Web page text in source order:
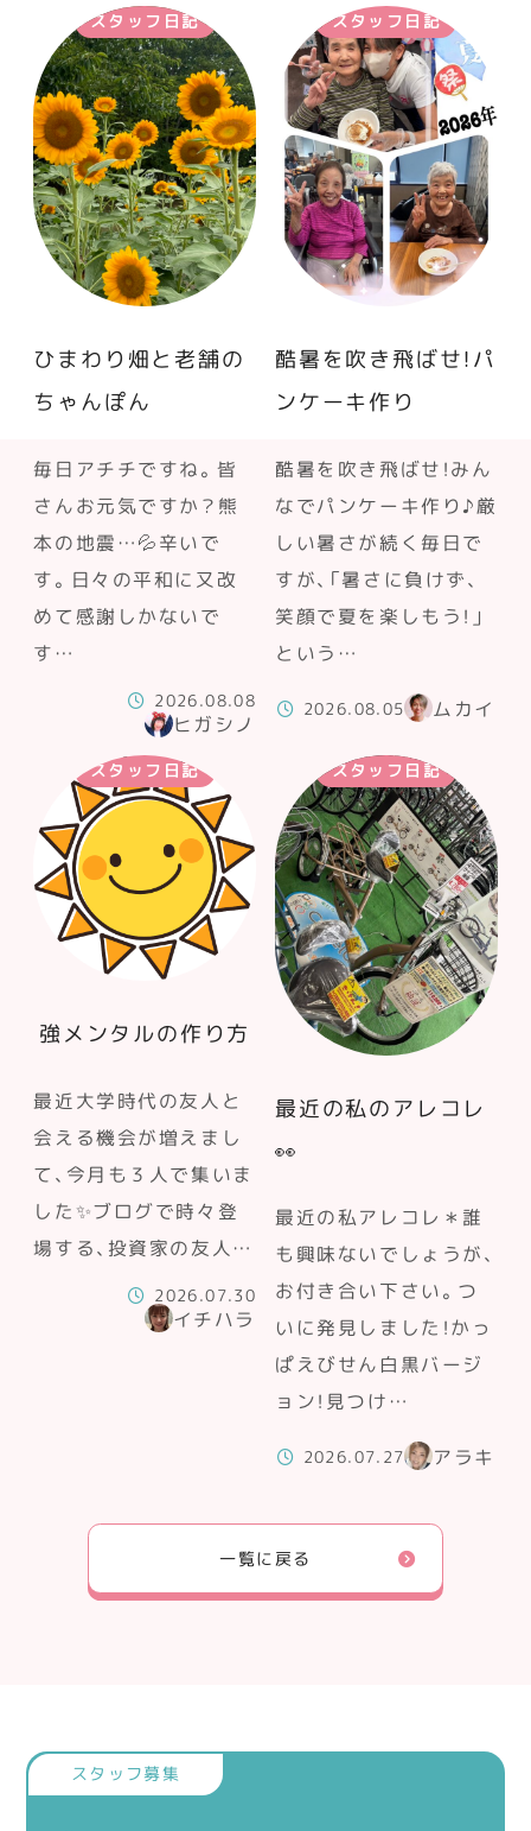
スタッフ日記
ひまわり畑と老舗の
ちゃんぽん
毎日アチチですね。皆
さんお元気ですか？熊
本の地震…💦辛いで
す。日々の平和に又改
めて感謝しかないで
す…
2026.08.08
ヒガシノ
スタッフ日記
酷暑を吹き飛ばせ！パ
ンケーキ作り
酷暑を吹き飛ばせ！みん
なでパンケーキ作り♪厳
しい暑さが続く毎日で
すが、「暑さに負けず、
笑顔で夏を楽しもう！」
という…
2026.08.05 ムカイ
スタッフ日記
強メンタルの作り方
最近大学時代の友人と
会える機会が増えまし
て、今月も３人で集いま
した✨ブログで時々登
場する、投資家の友人…
2026.07.30
イチハラ
スタッフ日記
最近の私のアレコレ
👀
最近の私アレコレ＊誰
も興味ないでしょうが、
お付き合い下さい。つ
いに発見しました！かっ
ぱえびせん白黒バージ
ョン！見つけ…
2026.07.27 アラキ
一覧に戻る